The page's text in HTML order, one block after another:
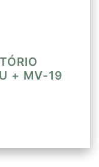
PVC tipo “T”
+ MV-19